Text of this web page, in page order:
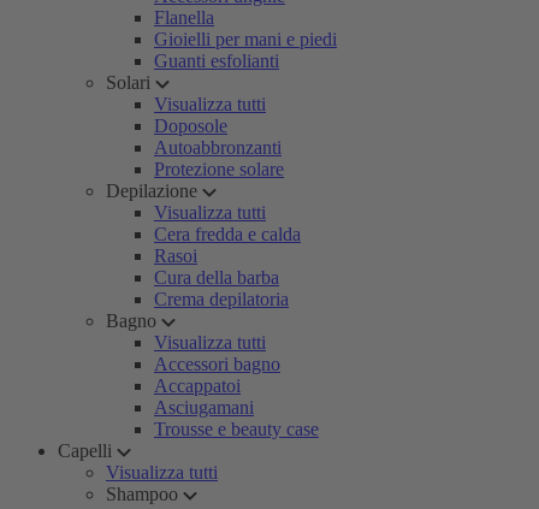
Flanella
Gioielli per mani e piedi
Guanti esfolianti
Solari
Visualizza tutti
Doposole
Autoabbronzanti
Protezione solare
Depilazione
Visualizza tutti
Cera fredda e calda
Rasoi
Cura della barba
Crema depilatoria
Bagno
Visualizza tutti
Accessori bagno
Accappatoi
Asciugamani
Trousse e beauty case
Capelli
Visualizza tutti
Shampoo